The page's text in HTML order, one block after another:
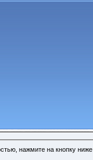
нажмите на кнопку ниже